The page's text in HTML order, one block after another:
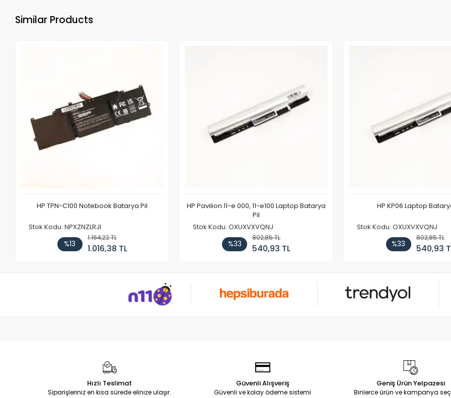
Similar Products
HP TPN-C100 Notebook Batarya Pil
Stok Kodu: NPXZNZLRJI
%13
1.164,22 TL
1.016,38 TL
HP Pavilion 11-e 000, 11-e100 Laptop Batarya
Pil
Stok Kodu: OXUXVXVQNJ
%33
802,85 TL
540,93 TL
HP KP06 Laptop
Stok Kodu: OXUXVXVQNJ
%33
802,85 TL
540,93
Hızlı Teslimat
Siparişleriniz en kısa sürede elinize ulaşır.
Güvenli Alışveriş
Güvenli ve kolay ödeme sistemi
Geniş Ürün Yelpazesi
Binlerce ürün ve kampanya